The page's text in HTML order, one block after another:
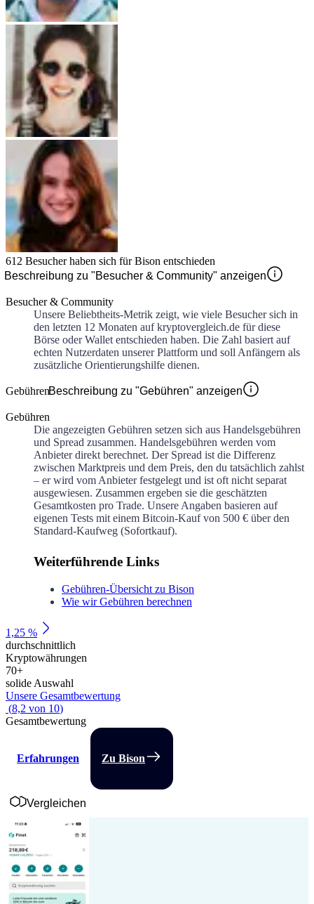
612 Besucher haben sich fürBison entschieden
Beschreibung zu "Besucher & Community" anzeigen
Besucher & Community
Unsere Beliebtheits-Metrik zeigt, wie viele Besucher sich in
den letzten 12 Monaten auf kryptovergleich.de für diese
Börse oder Wallet entschieden haben. Die Zahl basiert auf
echten Nutzerdaten unserer Plattform und soll Anfängern als
zusätzliche Orientierungshilfe dienen.
GebührenBeschreibung zu "Gebühren" anzeigen
Gebühren
Die angezeigten Gebühren setzen sich aus Handelsgebühren
und Spread zusammen. Handelsgebühren werden vom
Anbieter direkt berechnet. Der Spread ist die Differenz
zwischen Marktpreis und dem Preis, den du tatsächlich zahlst
– er wird vom Anbieter festgelegt und ist oft nicht separat
ausgewiesen. Zusammen ergeben sie die geschätzten
Gesamtkosten pro Trade. Unsere Angaben basieren auf
eigenen Tests mit einem Bitcoin-Kauf von 500 € über den
Standard-Kaufweg (Sofortkauf).
Weiterführende Links
Gebühren-Übersicht zu Bison
Wie wir Gebühren berechnen
1,25 %
durchschnittlich
Kryptowährungen
70+
solide Auswahl
Unsere Gesamtbewertung
(8,2 von 10)
Gesamtbewertung
Erfahrungen Zu Bison
Vergleichen